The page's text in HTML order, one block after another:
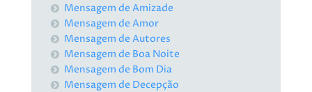
Mensagem de Amizade
Mensagem de Amor
Mensagem de Autores
Mensagem de Boa Noite
Mensagem de Bom Dia
Mensagem de Decepção